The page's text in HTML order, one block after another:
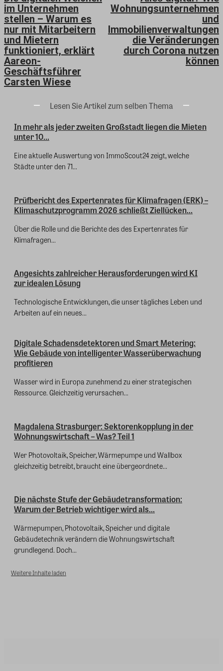
im Unternehmen
stellen – Warum es
nur mit Mitarbeitern
und Mietern
funktioniert, erklärt
Aareon-
Geschäftsführer
Carsten Wiese
Wohnungsunternehmen
und
Immobilienverwaltungen
die Veränderungen
durch Corona nutzen
können
Lesen Sie Artikel zum selben Thema
In mehr als jeder zweiten Großstadt liegen die Mieten
unter 10...
Eine aktuelle Auswertung von ImmoScout24 zeigt, welche
Städte unter den 71...
Prüfbericht des Expertenrates für Klimafragen (ERK) –
Klimaschutzprogramm 2026 schließt Ziellücken...
Über die Rolle und die Berichte des des Expertenrates für
Klimafragen...
Angesichts zahlreicher Herausforderungen wird KI
zur idealen Lösung
Technologische Entwicklungen, die unser tägliches Leben und
Arbeiten auf ein neues...
Digitale Schadensdetektoren und Smart Metering:
Wie Gebäude von intelligenter Wasserüberwachung
profitieren
Wasser wird in Europa zunehmend zu einer strategischen
Ressource. Gleichzeitig verursachen...
Magdalena Strasburger: Sektorenkopplung in der
Wohnungswirtschaft – Was? Teil 1
Wer Photovoltaik, Speicher, Wärmepumpe und Wallbox
gleichzeitig betreibt, braucht eine übergeordnete...
Die nächste Stufe der Gebäudetransformation:
Warum der Betrieb wichtiger wird als...
Wärmepumpen, Photovoltaik, Speicher und digitale
Gebäudetechnik verändern die Wohnungswirtschaft
grundlegend. Doch...
Weitere Inhalte laden